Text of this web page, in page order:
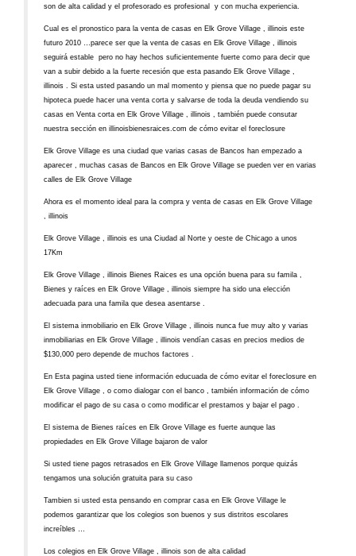
son de alta calidad y el profesorado es profesional y con mucha experiencia.
Cual es el pronostico para la venta de casas en Elk Grove Village , illinois este
futuro 2010 …parece ser que la venta de casas en Elk Grove Village , illinois
seguirá estable pero no hay hechos suficientemente fuerte como para decir que
van a subir debido a la fuerte recesión que esta pasando Elk Grove Village ,
illinois . Si esta usted pasando un mal momento y piensa que no puede pagar su
hipoteca puede hacer una venta corta y salvarse de toda la deuda vendiendo su
casas en Venta corta en Elk Grove Village , illinois , también puede consutar
nuestra sección en illinoisbienesraices.com de cómo evitar el foreclosure
Elk Grove Village es una ciudad que varias casas de Bancos han empezado a
aparecer , muchas casas de Bancos en Elk Grove Village se pueden ver en varias
calles de Elk Grove Village
Ahora es el momento ideal para la compra y venta de casas en Elk Grove Village
, illinois
Elk Grove Village , illinois es una Ciudad al Norte y oeste de Chicago a unos
17Km
Elk Grove Village , illinois Bienes Raices es una opción buena para su famila ,
Bienes y raíces en Elk Grove Village , illinois siempre ha sido una elección
adecuada para una famila que desea asentarse .
El sistema inmobiliario en Elk Grove Village , illinois nunca fue muy alto y varias
inmobiliarias en Elk Grove Village , illinois vendían casas en precios medios de
$130,000 pero depende de muchos factores .
En Esta pagina usted tiene información educuada de cómo evitar el foreclosure en
Elk Grove Village , o como dialogar con el banco , también información de cómo
modificar el pago de su casa o como modificar el prestamos y bajar el pago .
El sistema de Bienes raíces en Elk Grove Village es fuerte aunque las
propiedades en Elk Grove Village bajaron de valor
Si usted tiene pagos retrasados en Elk Grove Village llamenos porque quizás
tengamos una solución gratuita para su caso
Tambien si usted esta pensando en comprar casa en Elk Grove Village le
podemos garantizar que los colegios son buenos y sus distritos escolares
increíbles …
Los colegios en Elk Grove Village , illinois son de alta calidad